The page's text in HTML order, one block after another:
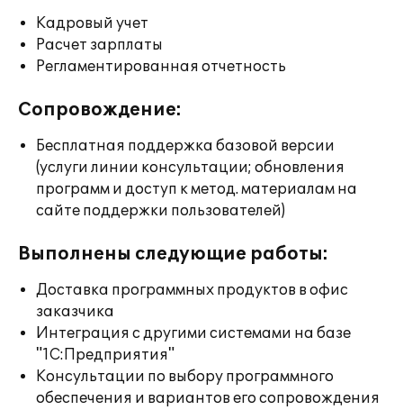
Кадровый учет
Расчет зарплаты
Регламентированная отчетность
Сопровождение:
Бесплатная поддержка базовой версии
(услуги линии консультации; обновления
программ и доступ к метод. материалам на
сайте поддержки пользователей)
Выполнены следующие работы:
Доставка программных продуктов в офис
заказчика
Интеграция с другими системами на базе
"1С:Предприятия"
Консультации по выбору программного
обеспечения и вариантов его сопровождения